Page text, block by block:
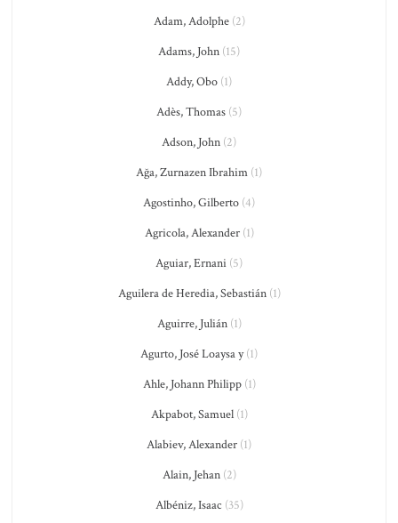
Adam, Adolphe(2)
Adams, John (15)
Addy, Obo (1)
Adès, Thomas (5)
Adson, John (2)
Ağa, Zurnazen Ibrahim (1)
Agostinho, Gilberto (4)
Agricola, Alexander(1)
Aguiar, Ernani (5)
Aguilera de Heredia, Sebastián(1)
Aguirre, Julián(1)
Agurto, José Loaysa y(1)
Ahle, Johann Philipp(1)
Akpabot, Samuel(1)
Alabiev, Alexander (1)
Alain, Jehan(2)
Albéniz, Isaac (35)